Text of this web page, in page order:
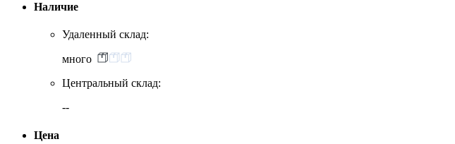
Наличие
Удаленный склад:
много
Центральный склад:
--
Цена